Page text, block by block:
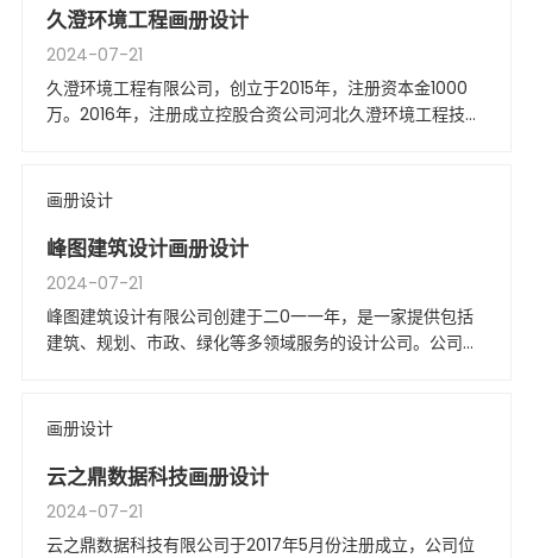
久澄环境工程画册设计
2024-07-21
久澄环境工程有限公司，创立于2015年，注册资本金1000
万。2016年，注册成立控股合资公司河北久澄环境工程技术
画册设计
峰图建筑设计画册设计
2024-07-21
峰图建筑设计有限公司创建于二0一一年，是一家提供包括
建筑、规划、市政、绿化等多领域服务的设计公司。公司业
画册设计
云之鼎数据科技画册设计
2024-07-21
云之鼎数据科技有限公司于2017年5月份注册成立，公司位